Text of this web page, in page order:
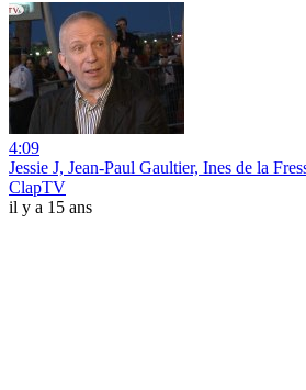
4:09
Jessie J, Jean-Paul Gaultier, Ines de la
ClapTV
il y a 15 ans